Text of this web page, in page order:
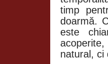
timp
doarmă.
este
natural, ci